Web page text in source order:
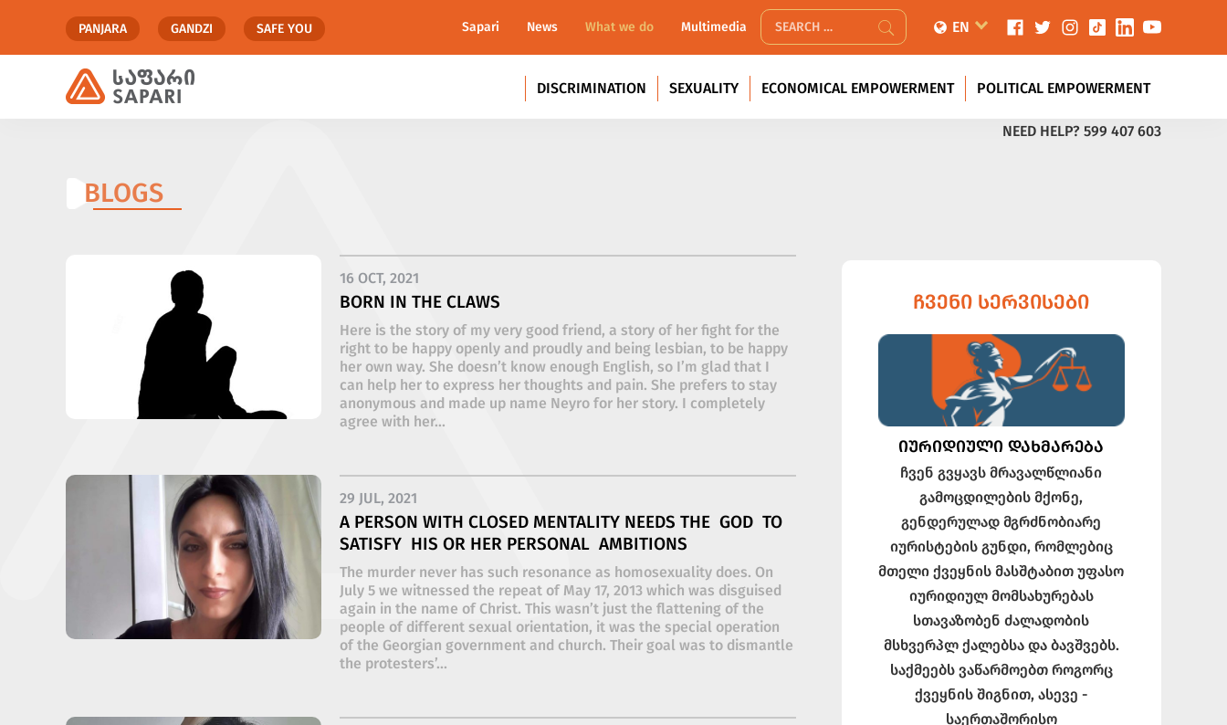
PANJARA GANDZI SAFE YOU Sapari News What we do Multimedia EN
DISCRIMINATION SEXUALITY ECONOMICAL EMPOWERMENT POLITICAL EMPOWERMENT
NEED HELP? 599 407 603
BLOGS
16 OCT, 2021
BORN IN THE CLAWS
Here is the story of my very good friend, a story of her fight for the
right to be happy openly and proudly and being lesbian, to be happy
her own way. She doesn’t know enough English, so I’m glad that I
can help her to express her thoughts and pain. She prefers to stay
anonymous and made up name Neyro for her story. I completely
agree with her...
29 JUL, 2021
A PERSON WITH CLOSED MENTALITY NEEDS THE GOD TO
SATISFY HIS OR HER PERSONAL AMBITIONS
The murder never has such resonance as homosexuality does. On
July 5 we witnessed the repeat of May 17, 2013 which was disguised
again in the name of Christ. This wasn’t just the flattening of the
people of different sexual orientation, it was the special operation
of the Georgian government and church. Their goal was to dismantle
the protesters’...
ᲩᲕᲔᲜᲘ ᲡᲔᲠᲕᲘᲡᲔᲑᲘ
ᲘᲣᲠᲘᲓᲘᲣᲚᲘ ᲓᲐᲮᲛᲐᲠᲔᲑᲐ
ჩვენ გვყავს მრავალწლიანი
გამოცდილების მქონე,
გენდერულად მგრძნობიარე
იურისტების გუნდი, რომლებიც
მთელი ქვეყნის მასშტაბით უფასო
იურიდიულ მომსახურებას
სთავაზობენ ძალადობის
მსხვერპლ ქალებსა და ბავშვებს.
საქმეებს ვაწარმოებთ როგორც
ქვეყნის შიგნით, ასევე -
საერთაშორისო